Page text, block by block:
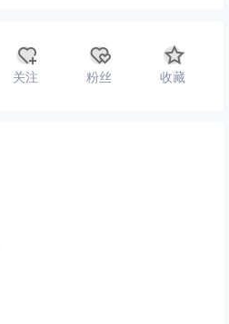
关注 粉丝 收藏